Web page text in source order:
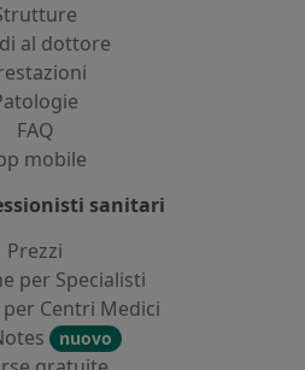
al dottore
FAQ
mobile
sanitari
Prezzi
per Specialisti
Centri Medici
nuovo